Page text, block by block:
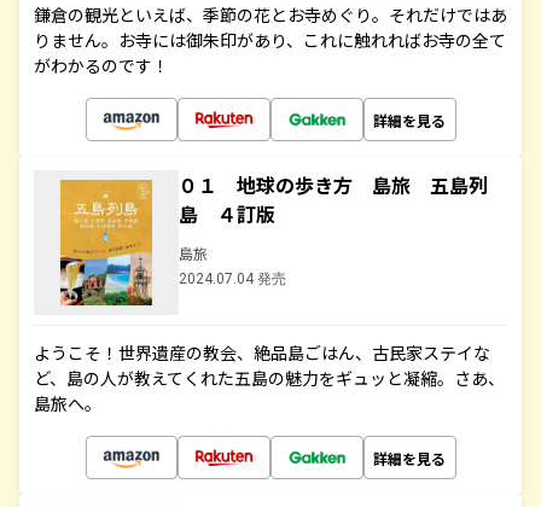
鎌倉の観光といえば、季節の花とお寺めぐり。それだけではあ
りません。お寺には御朱印があり、これに触れればお寺の全て
がわかるのです！
詳細を見る
０１ 地球の歩き方 島旅 五島列
島 ４訂版
島旅
2024.07.04 発売
ようこそ！世界遺産の教会、絶品島ごはん、古民家ステイな
ど、島の人が教えてくれた五島の魅力をギュッと凝縮。さあ、
島旅へ。
詳細を見る